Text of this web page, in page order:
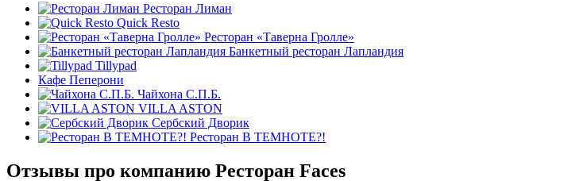
Ресторан Лиман
Quick Resto
Ресторан «Таверна Гролле»
Банкетный ресторан Лапландия
Tillypad
Кафе Пеперони
Чайхона С.П.Б.
VILLA ASTON
Сербский Дворик
Ресторан В ТЕМНОТЕ?!
Отзывы про компанию Ресторан Faces